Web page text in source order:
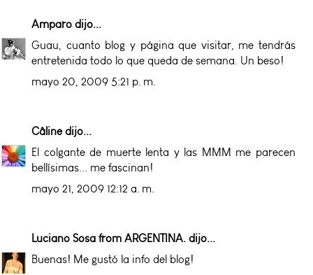
Amparo dijo...
Guau, cuanto blog y página que visitar, me tendrás
entretenida todo lo que queda de semana. Un beso!
mayo 20, 2009 5:21 p. m.
Câlinedijo...
El colgante de muerte lenta y las MMM me parecen
bellísimas... me fascinan!
mayo 21, 2009 12:12 a. m.
Luciano Sosa from ARGENTINA. dijo...
Buenas! Me gustó la info del blog!